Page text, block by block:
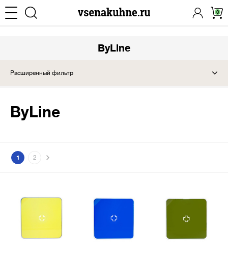
0
ByLine
Расширенный фильтр
ByLine
1 2